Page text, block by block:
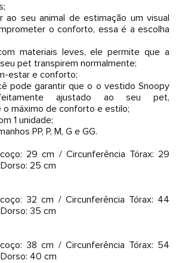
ao seu animal de estimação um visual
o conforto, essa é a escolha
materiais leves, ele permite que a
pet transpirem normalmente;
estar e conforto;
pode garantir que o o vestido Snoopy
ajustado ao seu pet,
o máximo de conforto e estilo;
1 unidade;
PP, P, M, G e GG.
29 cm / Circunferência Tórax: 29
25 cm
32 cm / Circunferência Tórax: 44
35 cm
38 cm / Circunferência Tórax: 54
40 cm